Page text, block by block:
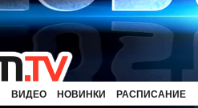
ВИДЕО НОВИНКИ РАСПИСАНИЕ